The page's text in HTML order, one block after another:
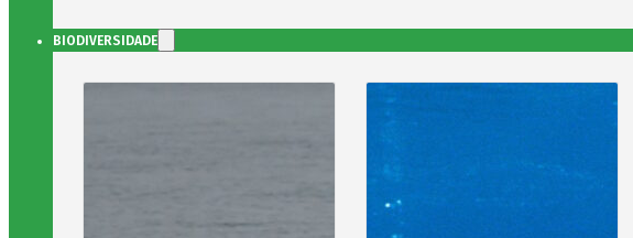
BIODIVERSIDADE